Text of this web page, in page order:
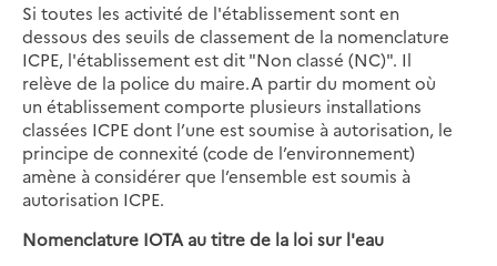
Si toutes les activité de l'établissement sont en
dessous des seuils de classement de la nomenclature
ICPE, l'établissement est dit "Non classé (NC)". Il
relève de la police du maire.A partir du moment où
un établissement comporte plusieurs installations
classées ICPE dont l’une est soumise à autorisation, le
principe de connexité (code de l’environnement)
amène à considérer que l’ensemble est soumis à
autorisation ICPE.
Nomenclature IOTA au titre de la loi sur l'eau